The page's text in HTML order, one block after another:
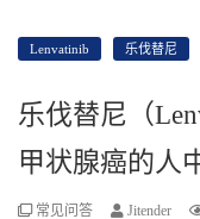
Lenvatinib 乐伐替尼
乐伐替尼（
甲状腺癌的人
常见问答 Jitender